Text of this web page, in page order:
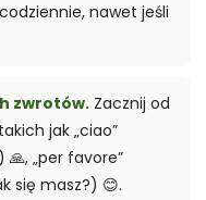
nawet jeśli
zwrotów. Zacznij od
jak „ciao”
🙏, „per favore”
się masz?) 😊.